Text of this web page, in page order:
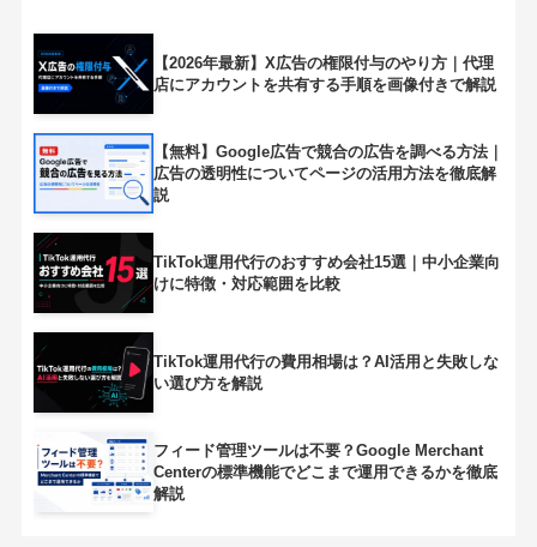
【2026年最新】X広告の権限付与のやり方｜代理
店にアカウントを共有する手順を画像付きで解説
【無料】Google広告で競合の広告を調べる方法｜
広告の透明性についてページの活用方法を徹底解
説
TikTok運用代行のおすすめ会社15選｜中小企業向
けに特徴・対応範囲を比較
TikTok運用代行の費用相場は？AI活用と失敗しな
い選び方を解説
フィード管理ツールは不要？Google Merchant
Centerの標準機能でどこまで運用できるかを徹底
解説